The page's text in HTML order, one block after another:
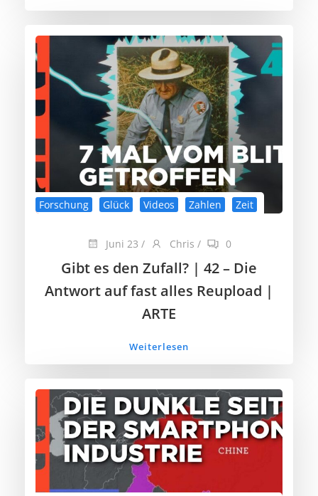
Forschung Glück Videos Zahlen Zeit
Juni 23 / Chris / 0
Gibt es den Zufall? | 42 – Die
Antwort auf fast alles Reupload |
ARTE
Weiterlesen